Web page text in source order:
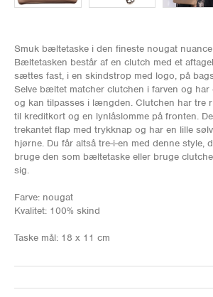
Smuk bæltetaske i den fineste nougat
Bæltetasken består af en clutch med et
sættes fast, i en skindstrop med logo, på
Selve bæltet matcher clutchen i farven og
og kan tilpasses i længden. Clutchen har tre
til kreditkort og en lynlåslomme på fronten.
trekantet flap med trykknap og har en lille
hjørne. Du får altså tre-i-en med denne style,
bruge den som bæltetaske eller bruge
sig.
Farve: nougat
Kvalitet: 100% skind
Taske mål: 18 x 11 cm